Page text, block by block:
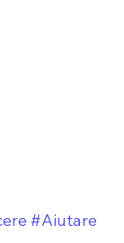
#Aiutare